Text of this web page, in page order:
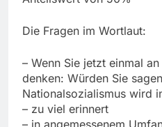
Die Fragen im Wortlaut:
– Wenn Sie jetzt einmal
denken: Würden Sie
Nationalsozialismus wird
– zu viel erinnert